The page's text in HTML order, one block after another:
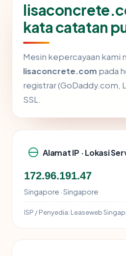
kata catatan
Mesin kepercayaan kami
lisaconcrete.com pada
registrar (GoDaddy.com,
SSL.
Alamat IP · Lokasi
172.96.191.47
Singapore · Singapore
ISP / Penyedia: Leaseweb